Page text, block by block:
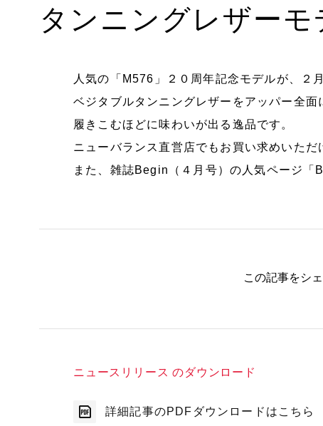
タンニングレザー
人気の「M576」２０周年記念モデルが、２
ベジタブルタンニングレザーをアッパー全面
履きこむほどに味わいが出る逸品です。
ニューバランス直営店でもお買い求めいただ
また、雑誌Begin（４月号）の人気ページ「
この記事をシ
ニュースリリース のダウンロード
詳細記事のPDFダウンロードはこちら